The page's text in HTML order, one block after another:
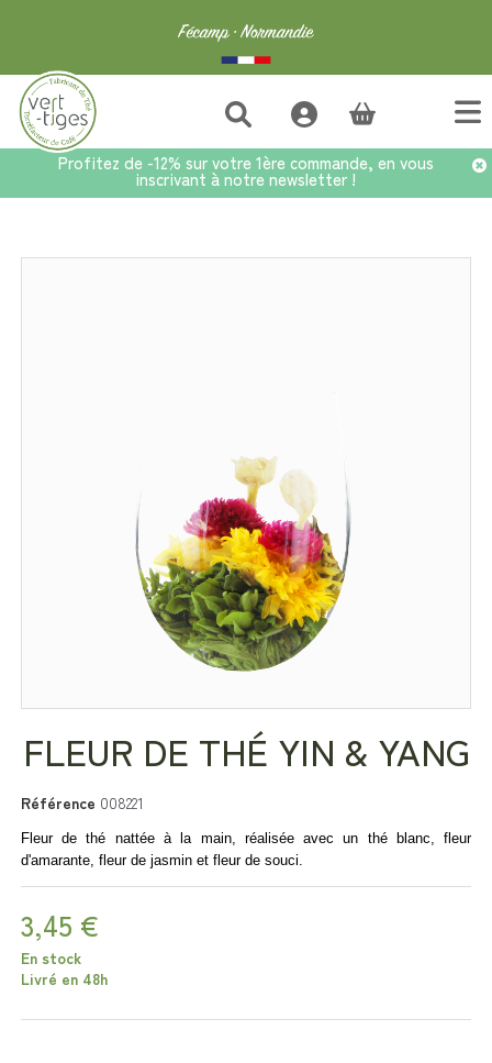
Profitez de -12% sur votre 1ère commande, en vous
inscrivant à notre newsletter !
Fleurs de thé > Fleur de Thé Yin & Yang
FLEUR DE THÉ YIN & YANG
Référence 008221
Fleur de thé nattée à la main, réalisée avec un thé blanc, fleur
d'amarante, fleur de jasmin et fleur de souci.
3,45 €
En stock
Livré en 48h